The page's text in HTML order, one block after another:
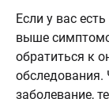
Если у вас
выше
обратиться к
заболевание,